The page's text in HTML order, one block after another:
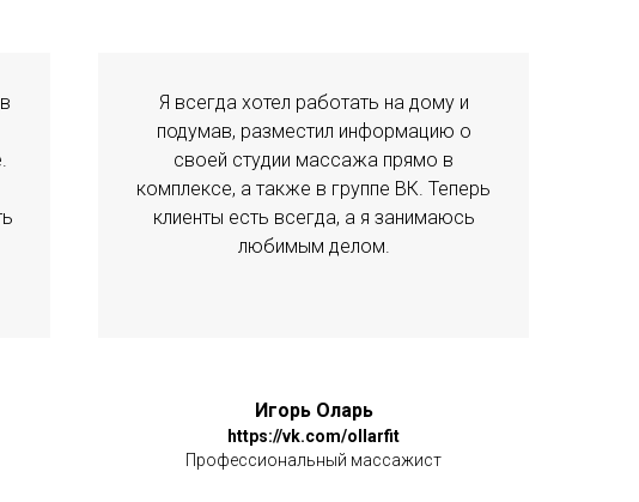
Я всегда хотел работать на дому и
подумав, разместил информацию о
своей студии массажа прямо в
комплексе, а также в группе ВК. Теперь
клиенты есть всегда, а я занимаюсь
любимым делом.
Игорь Оларь
https://vk.com/ollarfit
Профессиональный массажист